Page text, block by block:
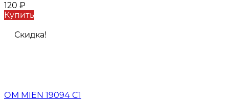
120 ₽
Купить
Скидка!
ОМ MIEN 19094 C1